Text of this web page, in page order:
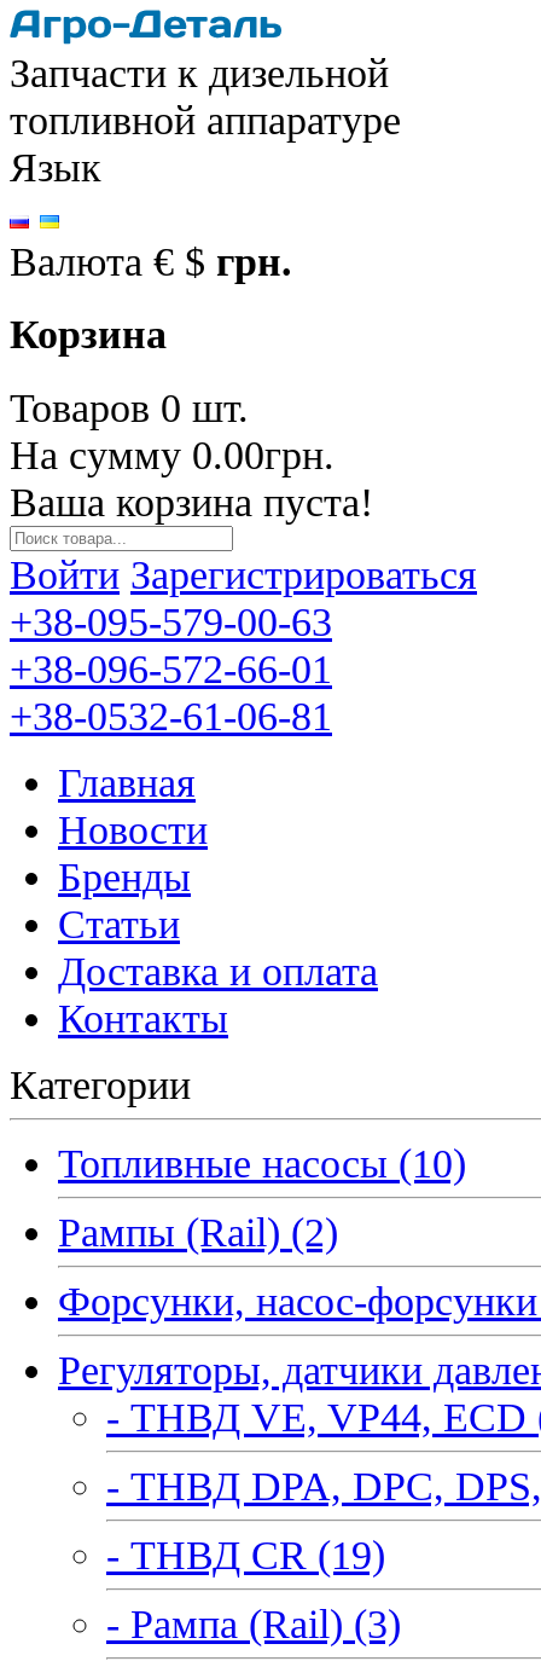
Запчасти к дизельной
топливной аппаратуре
Язык
Валюта € $ грн.
Корзина
Товаров 0 шт.
На сумму 0.00грн.
Ваша корзина пуста!
Войти Зарегистрироваться
+38-095-579-00-63
+38-096-572-66-01
+38-0532-61-06-81
Главная
Новости
Бренды
Статьи
Доставка и оплата
Контакты
Категории
Топливные насосы (10)
Рампы (Rail) (2)
Форсунки, насос-
Регуляторы, датчики
- ТНВД VE, VP44, ECD
- ТНВД DPA, DPC,
- ТНВД CR (19)
- Рампа (Rail) (3)